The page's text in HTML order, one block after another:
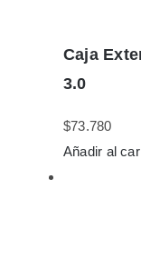
Caja
3.0
$73.780
Añadir al